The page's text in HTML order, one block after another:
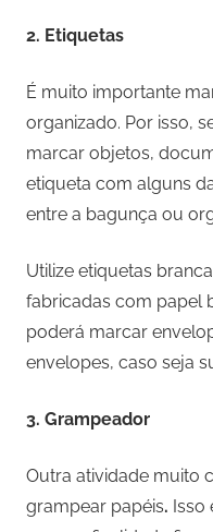
2. Etiquetas
É muito importante
organizado. Por isso,
marcar objetos,
etiqueta com alguns
entre a bagunça ou
Utilize etiquetas
fabricadas com papel
poderá marcar
envelopes, caso seja
3. Grampeador
Outra atividade muito
grampear papéis. Isso